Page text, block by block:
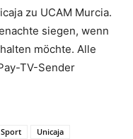
zu UCAM Murcia.
siegen, wenn
möchte. Alle
TV-Sender
Sport Unicaja